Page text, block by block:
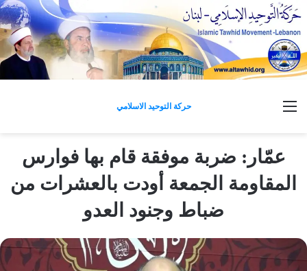
حركة التوحيد الاسلامي القائمة
عمّار: ضربة موفقة قام بها فوارس
المقاومة الجمعة أودت بالعشرات من
ضباط وجنود العدو